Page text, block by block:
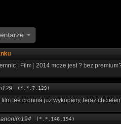
| Film | 2014 moze jest ? bez
(*.*.7.129)
lee cronina już wykopany, teraz
anonim194 (*.*.146.194)